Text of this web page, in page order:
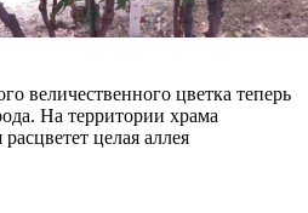
величественного цветка теперь
На территории храма
целая аллея